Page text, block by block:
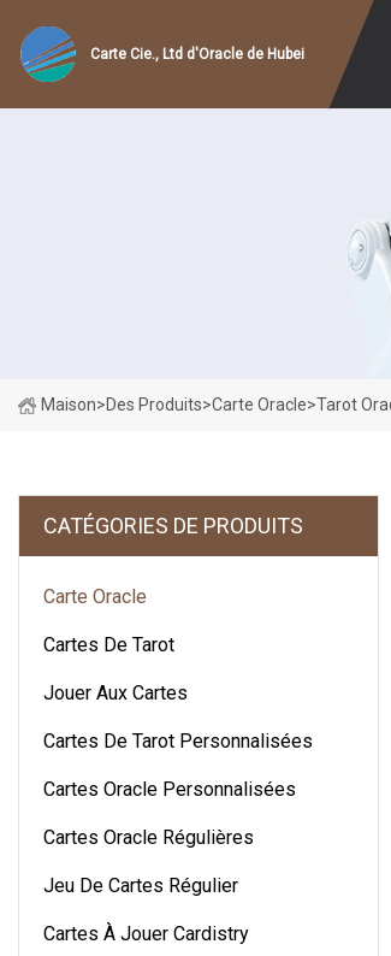
Carte Cie., Ltd d'Oracle de Hubei
Maison>Des Produits>Carte Oracle>Tarot
CATÉGORIES DE PRODUITS
Carte Oracle
Cartes De Tarot
Jouer Aux Cartes
Cartes De Tarot Personnalisées
Cartes Oracle Personnalisées
Cartes Oracle Régulières
Jeu De Cartes Régulier
Cartes À Jouer Cardistry